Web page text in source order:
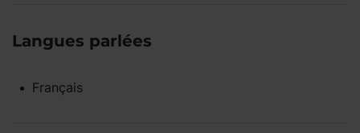
Langues parlées
Français